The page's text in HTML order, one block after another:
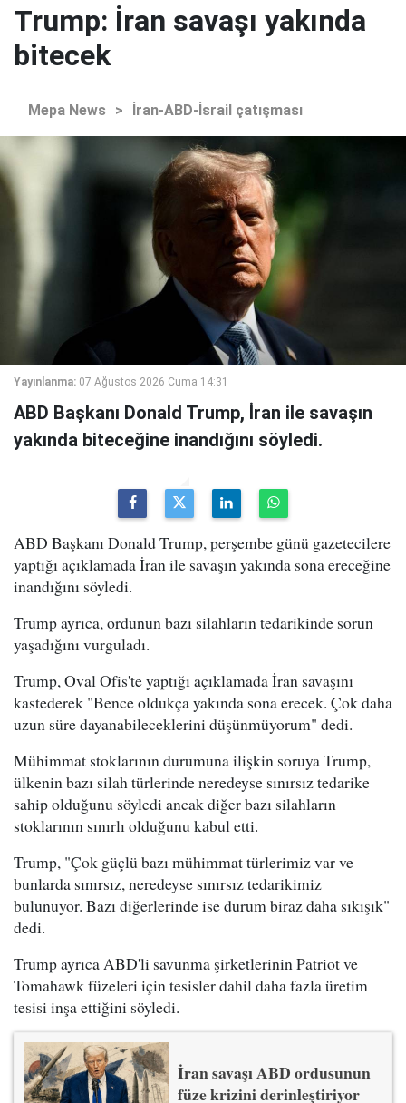
Trump: İran savaşı yakında
bitecek
Mepa News > İran-ABD-İsrail çatışması
Yayınlanma: 07 Ağustos 2026 Cuma 14:31
ABD Başkanı Donald Trump, İran ile savaşın
yakında biteceğine inandığını söyledi.
ABD Başkanı Donald Trump, perşembe günü gazetecilere
yaptığı açıklamada İran ile savaşın yakında sona ereceğine
inandığını söyledi.
Trump ayrıca, ordunun bazı silahların tedarikinde sorun
yaşadığını vurguladı.
Trump, Oval Ofis'te yaptığı açıklamada İran savaşını
kastederek "Bence oldukça yakında sona erecek. Çok daha
uzun süre dayanabileceklerini düşünmüyorum" dedi.
Mühimmat stoklarının durumuna ilişkin soruya Trump,
ülkenin bazı silah türlerinde neredeyse sınırsız tedarike
sahip olduğunu söyledi ancak diğer bazı silahların
stoklarının sınırlı olduğunu kabul etti.
Trump, "Çok güçlü bazı mühimmat türlerimiz var ve
bunlarda sınırsız, neredeyse sınırsız tedarikimiz
bulunuyor. Bazı diğerlerinde ise durum biraz daha sıkışık"
dedi.
Trump ayrıca ABD'li savunma şirketlerinin Patriot ve
Tomahawk füzeleri için tesisler dahil daha fazla üretim
tesisi inşa ettiğini söyledi.
İran savaşı ABD ordusunun
füze krizini derinleştiriyor